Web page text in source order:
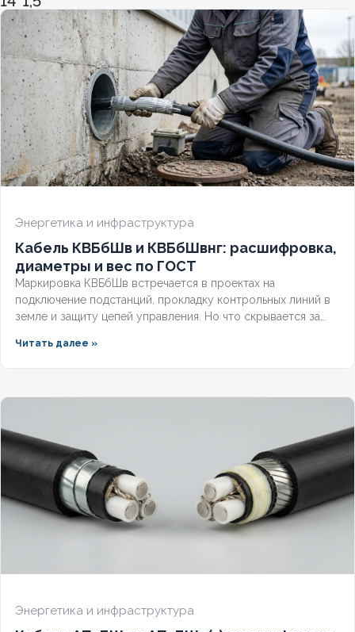
ХЛАДОСТОЙКИЙ Нет
СЕЧЕНИЕ ТПЖ 1
ОГНЕСТОЙКИЙ Нет
НАЛИЧИЕ ЭКРАНА Да
КОЛИЧЕСТВО ЖИЛ 7
Энергетика и инфраструктура
Кабель КВБбШв и КВБбШвнг: расшифровка,
диаметры и вес по ГОСТ
Маркировка КВБбШв встречается в проектах на
подключение подстанций, прокладку контрольных линий в
земле и защиту цепей управления. Но что скрывается за
чем версия с индексом нг отличается от базовой?
бронированного контрольного кабеля.
Читать далее »
Энергетика и инфраструктура